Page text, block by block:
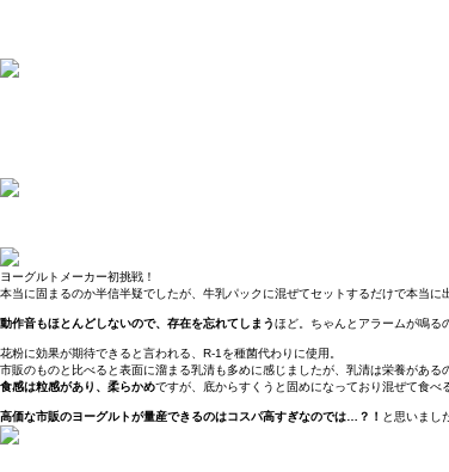
ヨーグルトメーカー初挑戦！
本当に固まるのか半信半疑でしたが、牛乳パックに混ぜてセットするだけで本当
動作音もほとんどしないので、存在を忘れてしまうほど。ちゃんとアラームが鳴る
花粉に効果が期待できると言われる、R-1を種菌代わりに使用。
市販のものと比べると表面に溜まる乳清も多めに感じましたが、乳清は栄養がある
食感は粒感があり、柔らかめですが、底からすくうと固めになっており混ぜて食べ
高価な市販のヨーグルトが量産できるのはコスパ高すぎなのでは…？！ と思いまし